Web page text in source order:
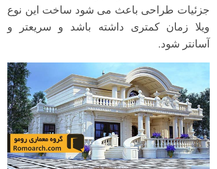
جزئیات طراحی باعث می شود ساخت این نوع
ویلا زمان کمتری داشته باشد و سریعتر و
آسانتر شود.